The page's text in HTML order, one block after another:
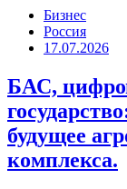
Бизнес
Россия
17.07.2026
БАС,
будущее
комплекса.